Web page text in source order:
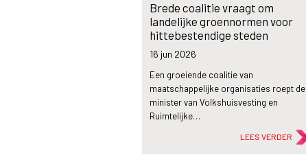
Brede coalitie vraagt om
landelijke groennormen voor
hittebestendige steden
16 jun 2026
Een groeiende coalitie van
maatschappelijke organisaties roept de
minister van Volkshuisvesting en
Ruimtelijke…
LEES VERDER